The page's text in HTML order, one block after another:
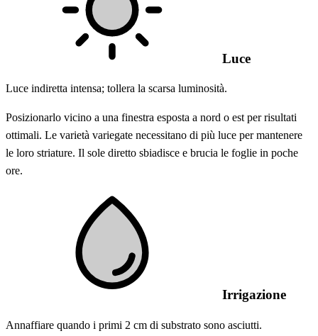
Luce
Luce indiretta intensa; tollera la scarsa luminosità.
Posizionarlo vicino a una finestra esposta a nord o est per risultati
ottimali. Le varietà variegate necessitano di più luce per mantenere
le loro striature. Il sole diretto sbiadisce e brucia le foglie in poche
ore.
Irrigazione
Annaffiare quando i primi 2 cm di substrato sono asciutti.